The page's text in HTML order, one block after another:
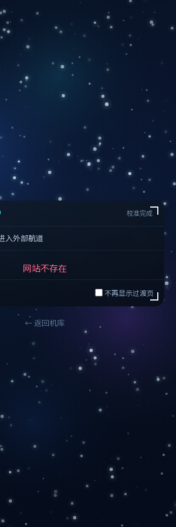
校准完成
入外部航道
网站不存在
不再显示过渡页
← 返回机库